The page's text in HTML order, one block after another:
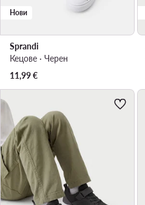
Нови
Sprandi
Кецове · Черен
11,99€